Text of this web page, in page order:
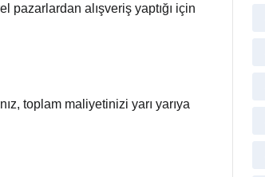
pazarlardan alışveriş yaptığı için
toplam maliyetinizi yarı yarıya